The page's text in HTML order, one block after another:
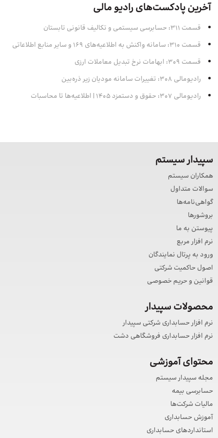
آخرین پادکست‌های رادیو مالی
قسمت 311: حسابرسی سیستمی و تکالیف قانونی تابستان
قسمت 310: سامانه واکنش به اطلاعیه‌های 169 و سایر منابع اطلاعاتی
قسمت 309: ابهامات نرخ تبدیل معاملات ارزی
رادیومالی 308: تغییرات سامانه مودیان زیر ذره‌بین
رادیومالی 307: حقوق و دستمزد 1405 | اطلاعیه‌ها تا محاسبات
سپیدار سیستم
همکاران سیستم
سوالات متداول
گواهی‌نامه‌ها
بروشورها
پیوستن به ما
نرم افزار مربع
ورود به پرتال نمایندگان
اصول حاکمیت شرکتی
قوانین و حریم خصوصی
محصولات سپیدار
نرم افزار حسابداری شرکتی سپیدار
نرم افزار حسابداری فروشگاهی دشت
محتوای آموزشی
مجله سپیدار سیستم
حسابرسی بیمه
مالیات شرکت‌ها
آموزش حسابداری
استانداردهای حسابداری